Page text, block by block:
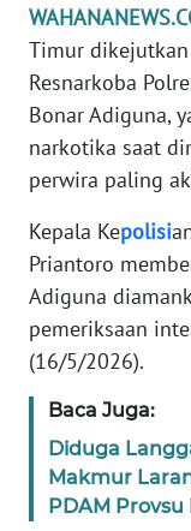
Timur
Resnarkoba
Bonar Adiguna,
narkotika saat
perwira paling
Kepala Kepolisi
Priantoro
Adiguna
pemeriksaan
(16/5/2026).
Baca Juga:
Diduga
Makmur
PDAM Provsu
Informasi
INDEKS
BERITA
KONTAK
KAMI
INFO
IKLAN
TENTANG
KAMI
PEDOMAN
MEDIA
SIBER